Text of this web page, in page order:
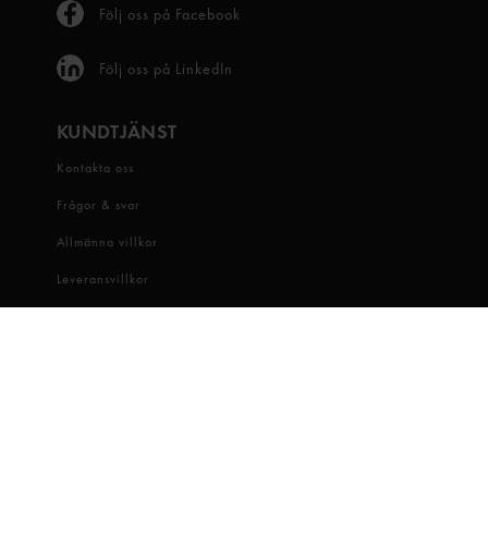
Följ oss på Facebook
Följ oss på LinkedIn
KUNDTJÄNST
Kontakta oss
Frågor & svar
Allmänna villkor
Leveransvillkor